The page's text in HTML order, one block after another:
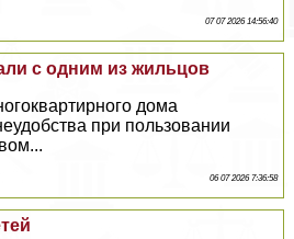
07 07 2026 14:56:40
с одним из жильцов
дома
при пользовании
06 07 2026 7:36:58